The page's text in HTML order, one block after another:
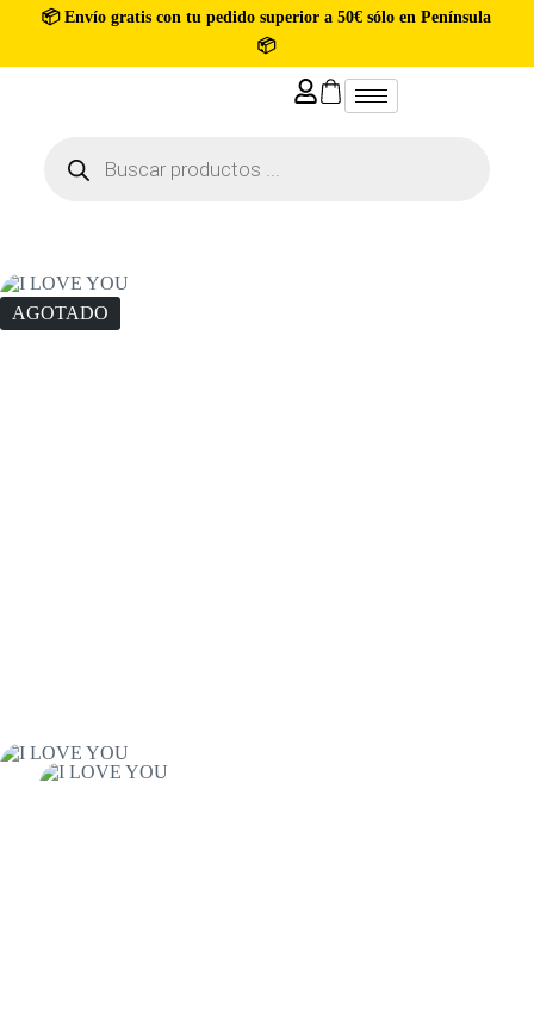
📦 Envío gratis con tu pedido superior a 50€ sólo en Península
📦
AGOTADO